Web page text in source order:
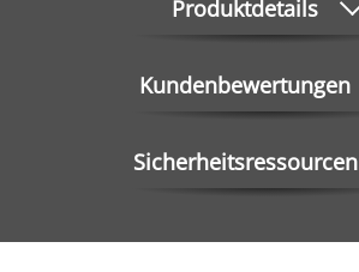
Produktdetails
Kundenbewertungen
Sicherheitsressourcen